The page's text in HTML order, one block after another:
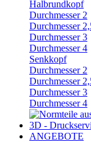
Halbrundkopf
Durchmesser 2
Durchmesser
Durchmesser 3
Durchmesser 4
Senkkopf
Durchmesser 2
Durchmesser
Durchmesser 3
Durchmesser 4
3D -
ANGEBOTE